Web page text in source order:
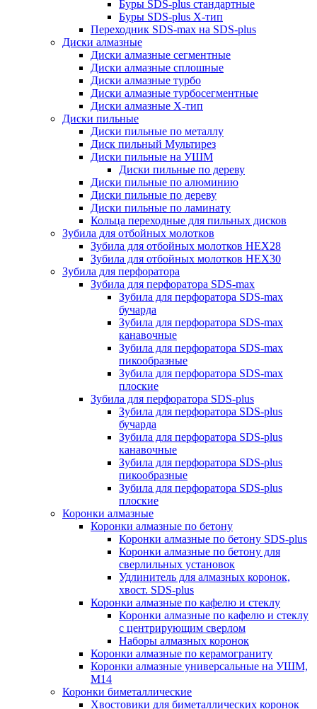
Буры SDS-plus стандартные
Буры SDS-plus Х-тип
Переходник SDS-max на SDS-plus
Диски алмазные
Диски алмазные сегментные
Диски алмазные сплошные
Диски алмазные турбо
Диски алмазные турбосегментные
Диски алмазные Х-тип
Диски пильные
Диски пильные по металлу
Диск пильный Мультирез
Диски пильные на УШМ
Диски пильные по дереву
Диски пильные по алюминию
Диски пильные по дереву
Диски пильные по ламинату
Кольца переходные для пильных дисков
Зубила для отбойных молотков
Зубила для отбойных молотков HEX28
Зубила для отбойных молотков HEX30
Зубила для перфоратора
Зубила для перфоратора SDS-max
Зубила для перфоратора SDS-max
бучарда
Зубила для перфоратора SDS-max
канавочные
Зубила для перфоратора SDS-max
пикообразные
Зубила для перфоратора SDS-max
плоские
Зубила для перфоратора SDS-plus
Зубила для перфоратора SDS-plus
бучарда
Зубила для перфоратора SDS-plus
канавочные
Зубила для перфоратора SDS-plus
пикообразные
Зубила для перфоратора SDS-plus
плоские
Коронки алмазные
Коронки алмазные по бетону
Коронки алмазные по бетону SDS-plus
Коронки алмазные по бетону для
сверлильных установок
Удлинитель для алмазных коронок,
хвост. SDS-plus
Коронки алмазные по кафелю и стеклу
Коронки алмазные по кафелю и стеклу
c центрирующим сверлом
Наборы алмазных коронок
Коронки алмазные по керамограниту
Коронки алмазные универсальные на УШМ,
М14
Коронки биметаллические
Хвостовики для биметаллических коронок